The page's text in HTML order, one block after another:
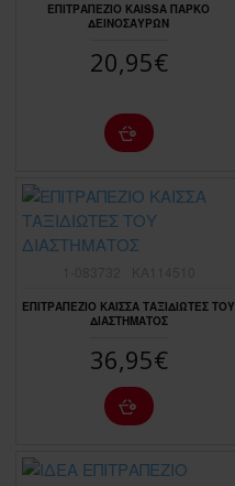
ΕΠΙΤΡΑΠΕΖΙΟ KAISSA ΠΑΡΚΟ
ΔΕΙΝΟΣΑΥΡΩΝ
20,95€
ΕΠΙΤΡΑΠΕΖΙΟ ΚΑΙΣΣΑ ΤΑΞΙΔΙΩΤΕΣ ΤΟΥ
ΔΙΑΣΤΗΜΑΤΟΣ
36,95€